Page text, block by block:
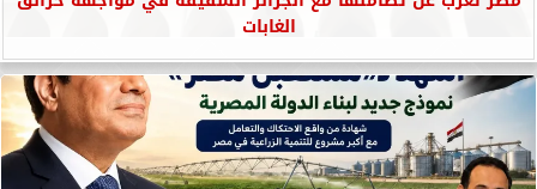
الغابات